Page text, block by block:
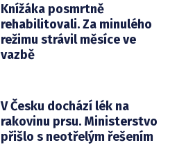
Knížáka posmrtně
rehabilitovali. Za minulého
režimu strávil měsíce ve
vazbě
V Česku dochází lék na
rakovinu prsu. Ministerstvo
přišlo s neotřelým řešením